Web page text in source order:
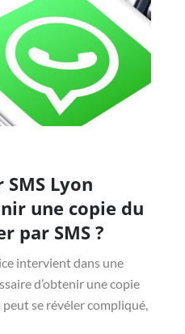
Lyon
une copie du
par SMS ?
intervient dans une
d’obtenir une copie
se révéler compliqué,